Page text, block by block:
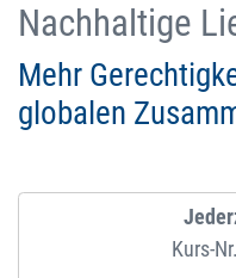
Nachhaltige
Mehr
globalen
Kurs-